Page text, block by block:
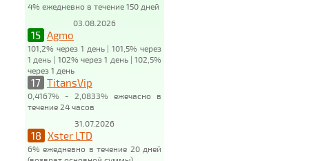
4% ежедневно в течение 150 дней
03.08.2026
15 Agmo
101,2% через 1 день | 101,5% через
1 день | 102% через 1 день | 102,5%
через 1 день
17 TitansVip
0,4167% - 2,0833% ежечасно в
течение 24 часов
31.07.2026
18 Xster LTD
6% ежедневно в течение 20 дней